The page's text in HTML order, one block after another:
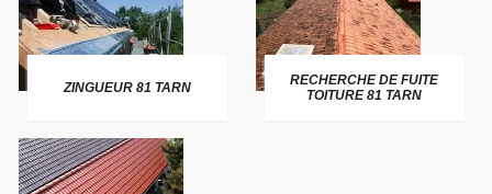
ZINGUEUR 81 TARN
RECHERCHE DE FUITE
TOITURE 81 TARN